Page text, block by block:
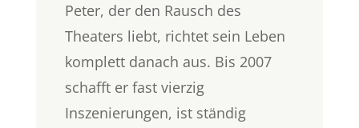
Peter, der den Rausch des
Theaters liebt, richtet sein Leben
komplett danach aus. Bis 2007
schafft er fast vierzig
Inszenierungen, ist ständig